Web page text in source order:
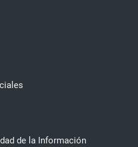
de la Información